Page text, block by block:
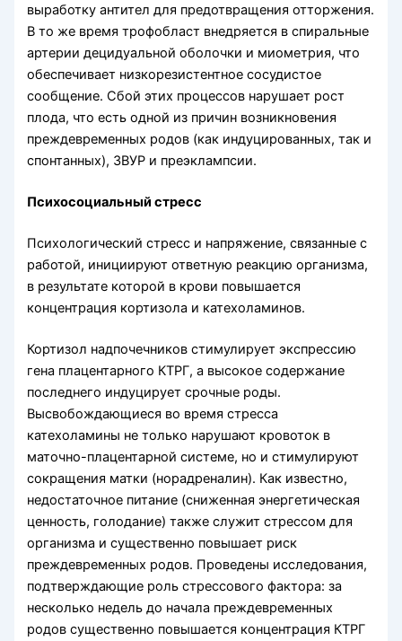
выработку антител для предотвращения отторжения.
В то же время трофобласт внедряется в спиральные
артерии децидуальной оболочки и миометрия, что
обеспечивает низкорезистентное сосудистое
сообщение. Сбой этих процессов нарушает рост
плода, что есть одной из причин возникновения
преждевременных родов (как индуцированных, так и
спонтанных), ЗВУР и преэклампсии.
Психосоциальный стресс
Психологический стресс и напряжение, связанные с
работой, инициируют ответную реакцию организма,
в результате которой в крови повышается
концентрация кортизола и катехоламинов.
Кортизол надпочечников стимулирует экспрессию
гена плацентарного КТРГ, а высокое содержание
последнего индуцирует срочные роды.
Высвобождающиеся во время стресса
катехоламины не только нарушают кровоток в
маточно-плацентарной системе, но и стимулируют
сокращения матки (норадреналин). Как известно,
недостаточное питание (сниженная энергетическая
ценность, голодание) также служит стрессом для
организма и существенно повышает риск
преждевременных родов. Проведены исследования,
подтверждающие роль стрессового фактора: за
несколько недель до начала преждевременных
родов существенно повышается концентрация КТРГ